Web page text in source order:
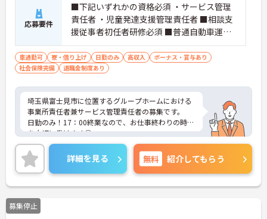
応募要件
■下記いずれかの資格必須 ・サービス管理
責任者 ・児童発達支援管理責任者 ■相談支
援従事者初任者研修必須 ■普通自動車運転
免許必須
車通勤可 寮・借り上げ 日勤のみ 高収入
ボーナス・賞与あり
社会保険完備
退職金制度あり
埼玉県富士見市に位置するグループホームにおける
事業所責任者兼サービス管理責任者の募集です。
日勤のみ！17：00終業なので、お仕事終わりの時間
を大切に働けます◎
月給400,000円～と高給与！生活を充実させること
ができます♪
ご興味のある方には面接ポイントをお伝えしますの
で、お気軽にお問い合わせください！
詳細を見る 無料 紹介してもらう
募集停止